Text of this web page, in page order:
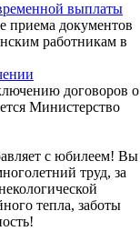
выплаты
приема документов
работникам в
договоров о
Министерство
с юбилеем! Вы
труд, за
тепла, заботы